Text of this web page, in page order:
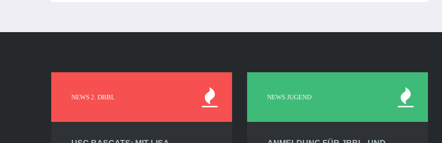
NEWS 2. DBBL NEWS JUGEND